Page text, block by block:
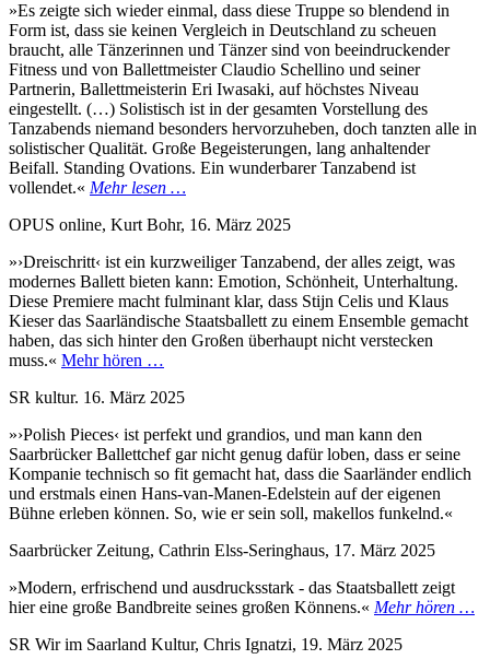
»Es zeigte sich wieder einmal, dass diese Truppe so blendend in
Form ist, dass sie keinen Vergleich in Deutschland zu scheuen
braucht, alle Tänzerinnen und Tänzer sind von beeindruckender
Fitness und von Ballettmeister Claudio Schellino und seiner
Partnerin, Ballettmeisterin Eri Iwasaki, auf höchstes Niveau
eingestellt. (…) Solistisch ist in der gesamten Vorstellung des
Tanzabends niemand besonders hervorzuheben, doch tanzten alle in
solistischer Qualität. Große Begeisterungen, lang anhaltender
Beifall. Standing Ovations. Ein wunderbarer Tanzabend ist
vollendet.« Mehr lesen …
OPUS online, Kurt Bohr, 16. März 2025
»›Dreischritt‹ ist ein kurzweiliger Tanzabend, der alles zeigt, was
modernes Ballett bieten kann: Emotion, Schönheit, Unterhaltung.
Diese Premiere macht fulminant klar, dass Stijn Celis und Klaus
Kieser das Saarländische Staatsballett zu einem Ensemble gemacht
haben, das sich hinter den Großen überhaupt nicht verstecken
muss.« Mehr hören …
SR kultur. 16. März 2025
»›Polish Pieces‹ ist perfekt und grandios, und man kann den
Saarbrücker Ballettchef gar nicht genug dafür loben, dass er seine
Kompanie technisch so fit gemacht hat, dass die Saarländer endlich
und erstmals einen Hans-van-Manen-Edelstein auf der eigenen
Bühne erleben können. So, wie er sein soll, makellos funkelnd.«
Saarbrücker Zeitung, Cathrin Elss-Seringhaus, 17. März 2025
»Modern, erfrischend und ausdrucksstark - das Staatsballett zeigt
hier eine große Bandbreite seines großen Könnens.« Mehr hören …
SR Wir im Saarland Kultur, Chris Ignatzi, 19. März 2025